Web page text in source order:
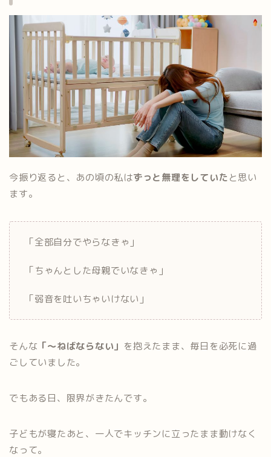
今振り返ると、あの頃の私はずっと無理をしていたと思い
ます。
「全部自分でやらなきゃ」
「ちゃんとした母親でいなきゃ」
「弱音を吐いちゃいけない」
そんな 「〜ねばならない」 を抱えたまま、毎日を必死に過
ごしていました。
でもある日、限界がきたんです。
子どもが寝たあと、一人でキッチンに立ったまま動けなく
なって。